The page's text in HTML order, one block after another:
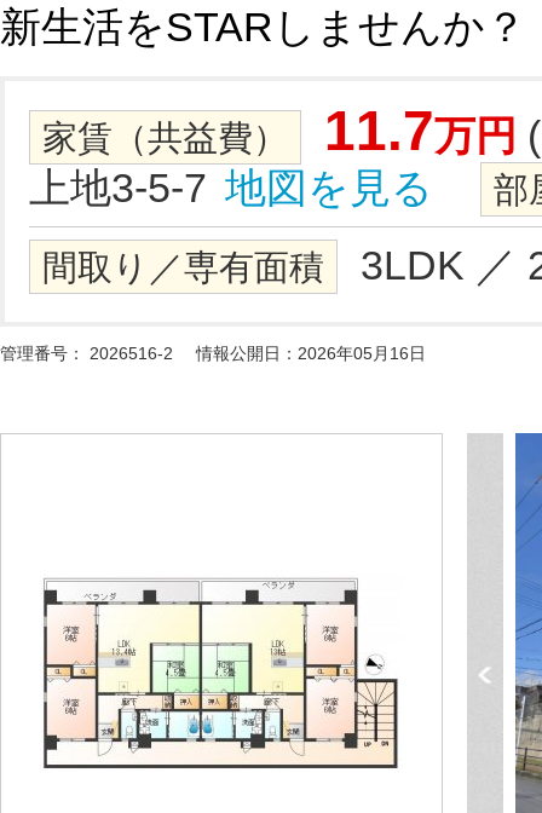
新生活をSTARしませんか？
家賃（共益費） 11.7万円
上地3-5-7 地図を見る
部
間取り／専有面積
3LDK ／
管理番号： 2026516-2 情報公開日：2026年05月16日